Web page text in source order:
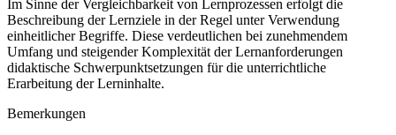
Im Sinne der Vergleichbarkeit von Lernprozessen erfolgt die
Beschreibung der Lernziele in der Regel unter Verwendung
einheitlicher Begriffe. Diese verdeutlichen bei zunehmendem
Umfang und steigender Komplexität der Lernanforderungen
didaktische Schwerpunktsetzungen für die unterrichtliche
Erarbeitung der Lerninhalte.
Bemerkungen